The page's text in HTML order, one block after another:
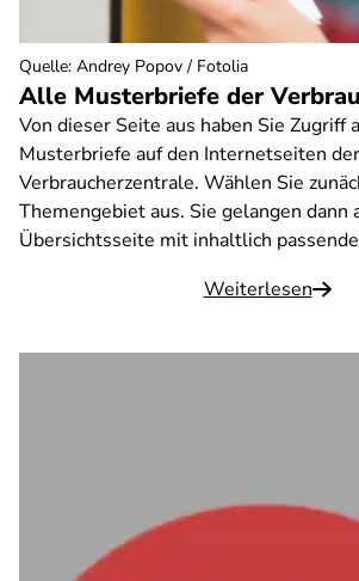
Alle Musterbriefe der
Von dieser Seite aus haben Sie Zugriff
Musterbriefe auf den Internetseiten der
Verbraucherzentrale. Wählen Sie
Themengebiet aus. Sie gelangen dann
Übersichtsseite mit inhaltlich
Weiterlesen
Quelle: Andrey Popov / Fotolia